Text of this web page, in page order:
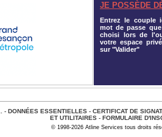
JE POSSÈDE
Entrez le couple
mot de passe
choisi lors de
votre espace
sur "Valider"
- DONNÉES ESSENTIELLES- CERTIFICAT DE
ET UTILITAIRES - FORMULAIRE
© 1998-2026 Atline Services tous droits